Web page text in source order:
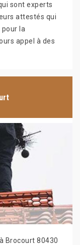
sont experts
attestés qui
la
appel à des
Brocourt 80430